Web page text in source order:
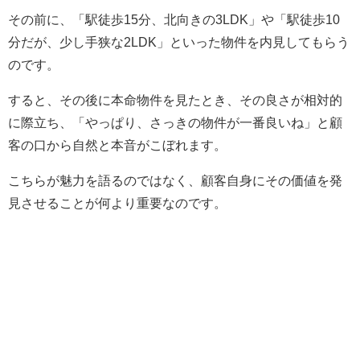
その前に、「駅徒歩15分、北向きの3LDK」や「駅徒歩10
分だが、少し手狭な2LDK」といった物件を内見してもらう
のです。
すると、その後に本命物件を見たとき、その良さが相対的
に際立ち、「やっぱり、さっきの物件が一番良いね」と顧
客の口から自然と本音がこぼれます。
こちらが魅力を語るのではなく、顧客自身にその価値を発
見させることが何より重要なのです。